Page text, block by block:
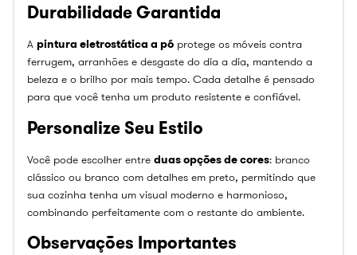
Durabilidade Garantida
A pintura eletrostática a pó protege os móveis contra
ferrugem, arranhões e desgaste do dia a dia, mantendo a
beleza e o brilho por mais tempo. Cada detalhe é pensado
para que você tenha um produto resistente e confiável.
Personalize Seu Estilo
Você pode escolher entre duas opções de cores: branco
clássico ou branco com detalhes em preto, permitindo que
sua cozinha tenha um visual moderno e harmonioso,
combinando perfeitamente com o restante do ambiente.
Observações Importantes